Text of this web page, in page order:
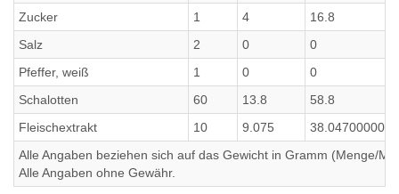
Zucker
1 4
16.8
Salz
2 0
0
Pfeffer, weiß
1 0
0
Schalotten
60 13.8
58.8
Fleischextrakt
10 9.075
Alle Angaben beziehen sich auf das Gewicht in Gramm (Menge/
Alle Angaben ohne Gewähr.